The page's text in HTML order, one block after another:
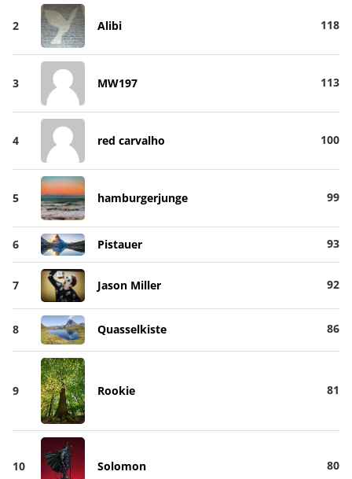
2 Alibi 118
3 MW197 113
4 red carvalho 100
5 hamburgerjunge 99
6 Pistauer 93
7 Jason Miller 92
8 Quasselkiste 86
9 Rookie 81
10 Solomon 80